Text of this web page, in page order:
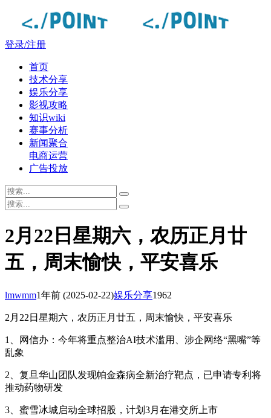
登录/注册
首页
技术分享
娱乐分享
影视攻略
知识wiki
赛事分析
新闻聚合
电商运营
广告投放
2月22日星期六，农历正月廿
五，周末愉快，平安喜乐
lmwmm1年前 (2025-02-22)娱乐分享1962
2月22日星期六，农历正月廿五，周末愉快，平安喜乐
1、网信办：今年将重点整治AI技术滥用、涉企网络“黑嘴”等
乱象
2、复旦华山团队发现帕金森病全新治疗靶点，已申请专利将
推动药物研发
3、蜜雪冰城启动全球招股，计划3月在港交所上市